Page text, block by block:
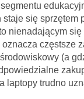
się sprzętem
nienadającym
częstsze
(a
laptopy trudno